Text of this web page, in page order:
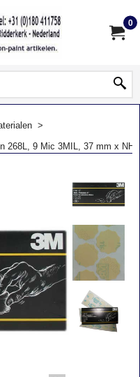
0
>
268L, 9 Mic 3MIL, 37 mm x NH,